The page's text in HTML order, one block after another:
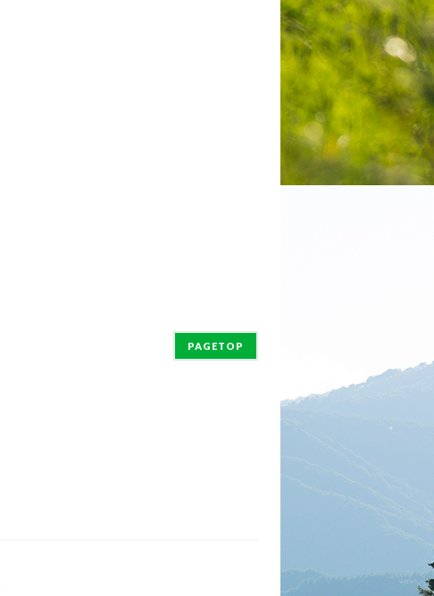
PAGETOP